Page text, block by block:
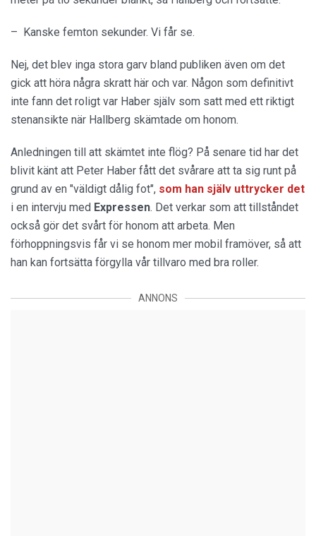
– Kanske femton sekunder. Vi får se.
Nej, det blev inga stora garv bland publiken även om det
gick att höra några skratt här och var. Någon som definitivt
inte fann det roligt var Haber själv som satt med ett riktigt
stenansikte när Hallberg skämtade om honom.
Anledningen till att skämtet inte flög? På senare tid har det
blivit känt att Peter Haber fått det svårare att ta sig runt på
grund av en "väldigt dålig fot", som han själv uttrycker det
i en intervju med Expressen. Det verkar som att tillståndet
också gör det svårt för honom att arbeta. Men
förhoppningsvis får vi se honom mer mobil framöver, så att
han kan fortsätta förgylla vår tillvaro med bra roller.
ANNONS